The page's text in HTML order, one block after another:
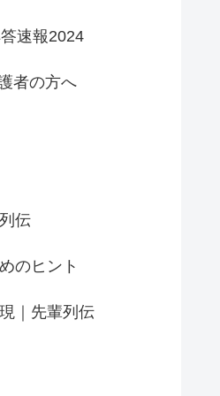
速報2024
者の方へ
伝
のヒント
｜先輩列伝